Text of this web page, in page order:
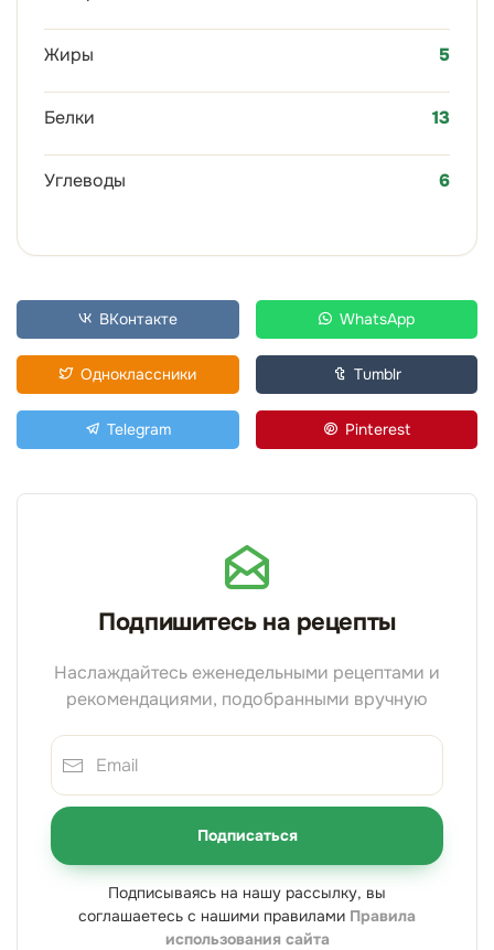
Жиры 5
Белки 13
Углеводы 6
ВКонтакте WhatsApp
Одноклассники Tumblr
Telegram Pinterest
Подпишитесь на рецепты
Наслаждайтесь еженедельными рецептами и
рекомендациями, подобранными вручную
Подписаться
Подписываясь на нашу рассылку, вы
соглашаетесь с нашими правилами Правила
использования сайта